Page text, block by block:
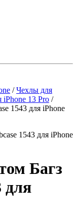
/Чехлы для
13 Pro /
1543 для iPhone
Багз
для